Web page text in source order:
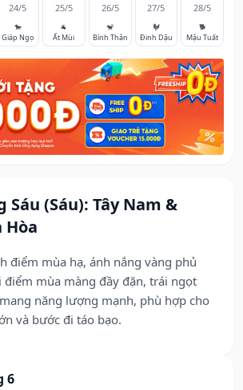
Sáu (Sáu): Tây Nam &
Hòa
điểm mùa hạ, ánh nắng vàng phủ
điểm mùa màng đầy đặn, trái ngọt
năng lượng mạnh, phù hợp cho
và bước đi táo bạo.
6
24/5
🐎
Giáp Ngọ
25/5
🐐
Ất Mùi
26/5
🐒
Bính Thân
27/5
🐓
Đinh Dậu
28/5
🐕
Mậu Tuất